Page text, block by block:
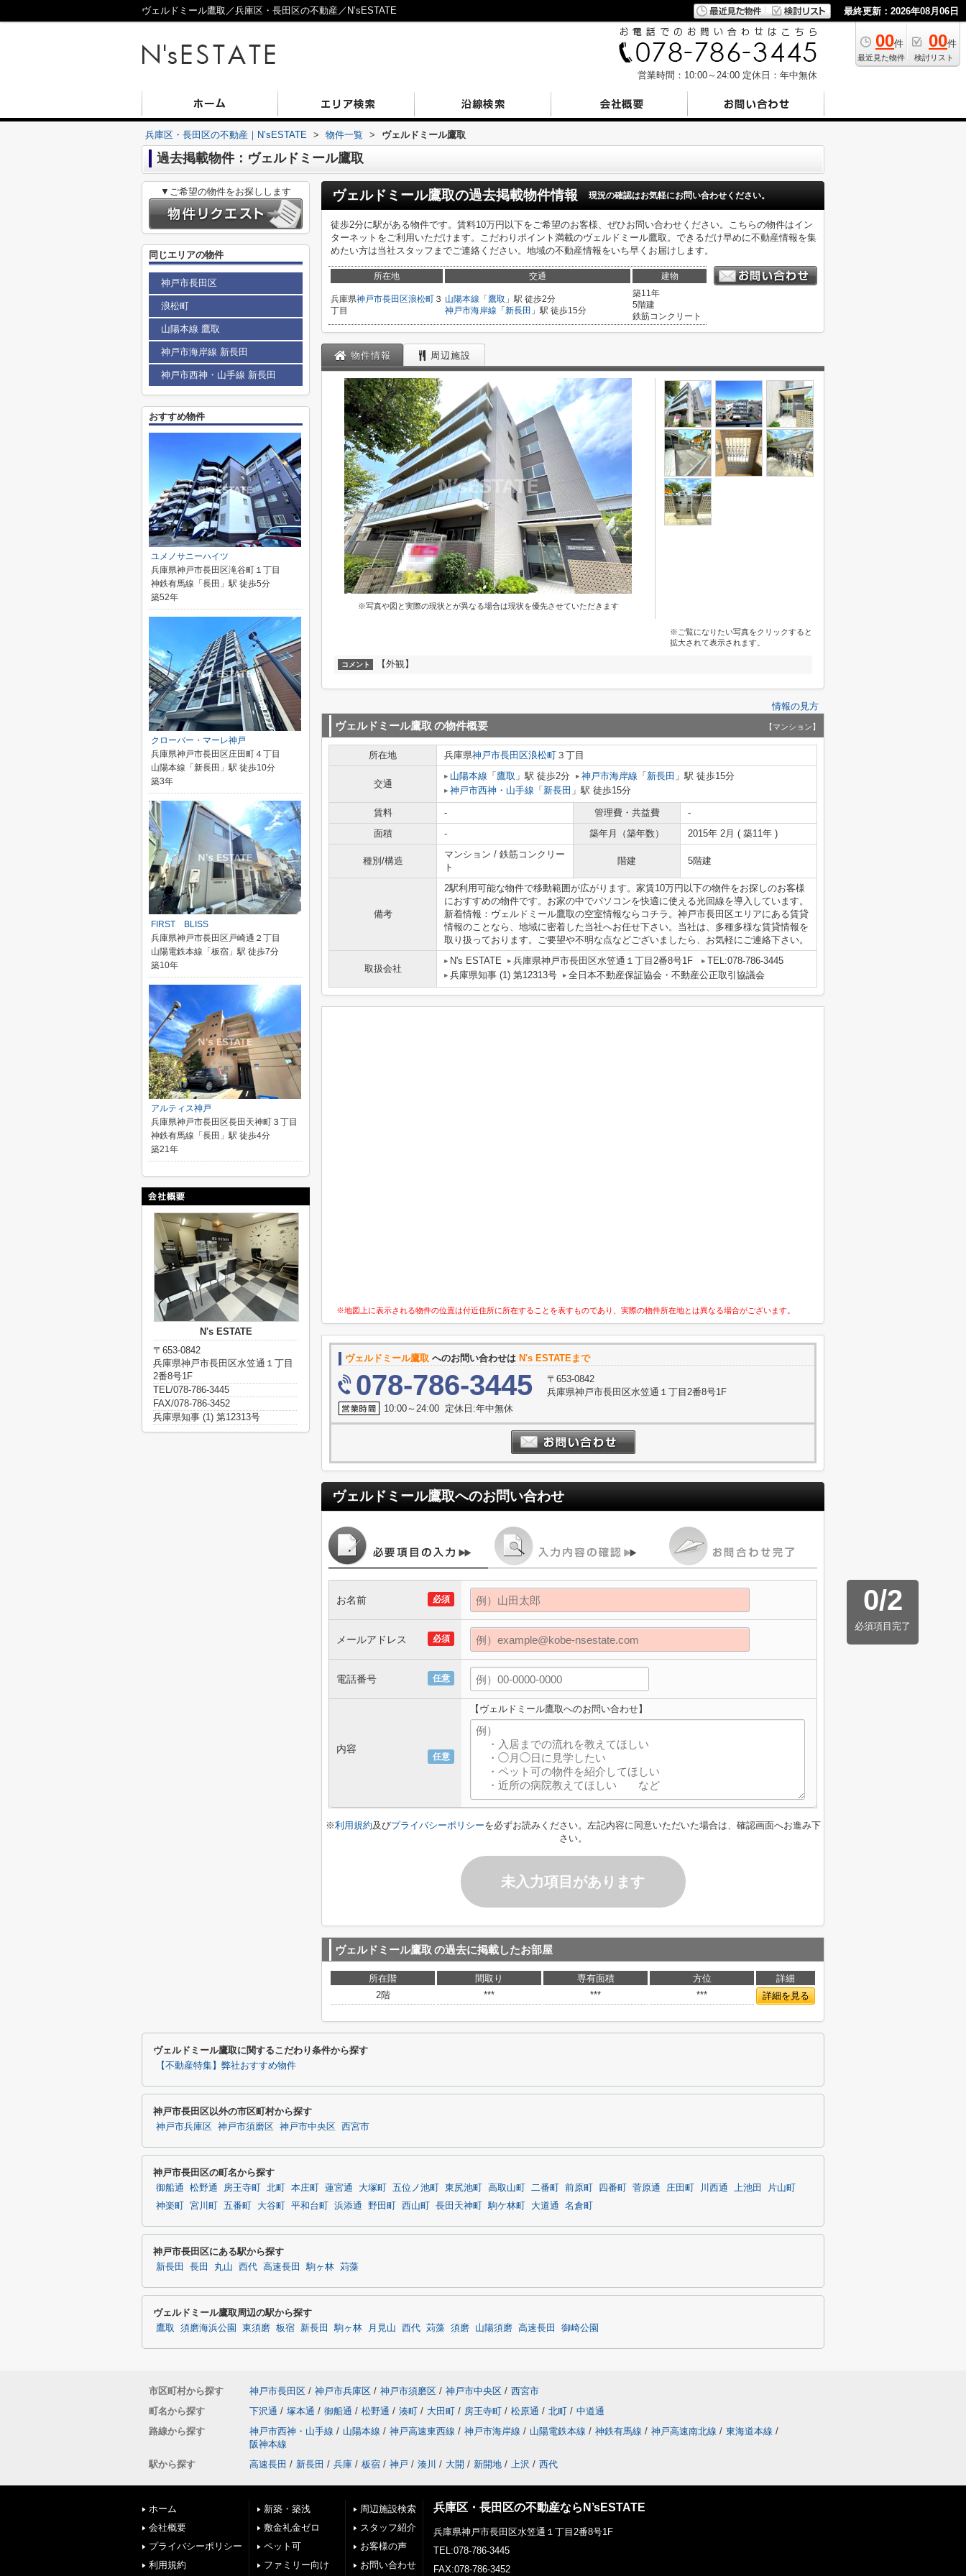
ヴェルドミール鷹取／兵庫区・長田区の不動産／N’sESTATE 最終更新：2026年08月06日
00件
最近見た物件
00件
検討リスト
営業時間：10:00～24:00 定休日：年中無休
兵庫区・長田区の不動産｜N’sESTATE > 物件一覧 > ヴェルドミール鷹取
過去掲載物件：ヴェルドミール鷹取
ヴェルドミール鷹取の過去掲載物件情報 現況の確認はお気軽にお問い合わせください。
徒歩2分に駅がある物件です。賃料10万円以下をご希望のお客様、ぜひお問い合わせください。こちらの物件はイン
ターネットをご利用いただけます。こだわりポイント満載のヴェルドミール鷹取。できるだけ早めに不動産情報を集
めたい方は当社スタッフまでご連絡ください。地域の不動産情報をいち早くお届けします。
所在地 交通 建物
兵庫県神戸市長田区浪松町 ３
丁目
山陽本線 「 鷹取 」駅 徒歩2分
神戸市海岸線 「 新長田 」駅 徒歩15分
築11年
5階建
鉄筋コンクリート
物件情報 周辺施設
※写真や図と実際の現状とが異なる場合は現状を優先させていただきます
※ご覧になりたい写真をクリックすると
拡大されて表示されます。
コメント 【外観】
情報の見方
ヴェルドミール鷹取 の物件概要 【マンション】
所在地 兵庫県神戸市長田区浪松町 ３丁目
交通
山陽本線 「 鷹取 」駅 徒歩2分 神戸市海岸線 「 新長田 」駅 徒歩15分
神戸市西神・山手線 「 新長田 」駅 徒歩15分
賃料 - 管理費・共益費
-
面積
- 築年月（築年数） 2015年 2月 ( 築11年 )
種別/構造
マンション / 鉄筋コンクリー
ト
階建 5階建
備考
2駅利用可能な物件で移動範囲が広がります。家賃10万円以下の物件をお探しのお客様
におすすめの物件です。お家の中でパソコンを快適に使える光回線を導入しています。
新着情報：ヴェルドミール鷹取の空室情報ならコチラ。神戸市長田区エリアにある賃貸
情報のことなら、地域に密着した当社へお任せ下さい。当社は、多種多様な賃貸情報を
取り扱っております。ご要望や不明な点などございましたら、お気軽にご連絡下さい。
取扱会社
N's ESTATE 兵庫県神戸市長田区水笠通１丁目2番8号1F
TEL:078-786-3445
兵庫県知事 (1) 第12313号
全日本不動産保証協会・不動産公正取引協議会
※地図上に表示される物件の位置は付近住所に所在することを表すものであり、実際の物件所在地とは異なる場合がございます。
ヴェルドミール鷹取 へのお問い合わせは N's ESTATEまで
078-786-3445
〒653-0842
兵庫県神戸市長田区水笠通１丁目2番8号1F
10:00～24:00 定休日:年中無休
ヴェルドミール鷹取へのお問い合わせ
0/2
必須項目完了
必須
お名前
必須
メールアドレス
任意
電話番号
任意
内容
【ヴェルドミール鷹取へのお問い合わせ】
※利用規約及びプライバシーポリシーを必ずお読みください。左記内容に同意いただいた場合は、確認画面へお進み下
さい。
未入力項目があります
ヴェルドミール鷹取 の過去に掲載したお部屋
所在階 間取り 専有面積 方位
詳細
2階
*** *** *** 詳細を見る
▼ご希望の物件をお探しします
同じエリアの物件
神戸市長田区
浪松町
山陽本線 鷹取
神戸市海岸線 新長田
神戸市西神・山手線 新長田
おすすめ物件
ユメノサニーハイツ
兵庫県神戸市長田区滝谷町１丁目
神鉄有馬線「長田」駅 徒歩5分
築52年
クローバー・マーレ神戸
兵庫県神戸市長田区庄田町４丁目
山陽本線「新長田」駅 徒歩10分
築3年
FIRST BLISS
兵庫県神戸市長田区戸崎通２丁目
山陽電鉄本線「板宿」駅 徒歩7分
築10年
アルティス神戸
兵庫県神戸市長田区長田天神町３丁目
神鉄有馬線「長田」駅 徒歩4分
築21年
N's ESTATE
〒653-0842
兵庫県神戸市長田区水笠通１丁目
2番8号1F
TEL/078-786-3445
FAX/078-786-3452
兵庫県知事 (1) 第12313号
ヴェルドミール鷹取に関するこだわり条件から探す
【不動産特集】弊社おすすめ物件
神戸市長田区以外の市区町村から探す
神戸市兵庫区 神戸市須磨区 神戸市中央区 西宮市
神戸市長田区の町名から探す
御船通 松野通 房王寺町 北町 本庄町 蓮宮通 大塚町 五位ノ池町 東尻池町 高取山町 二番町 前原町 四番町 菅原通 庄田町 川西通 上池田
片山町
神楽町
宮川町 五番町 大谷町 平和台町 浜添通 野田町 西山町 長田天神町 駒ケ林町 大道通 名倉町
神戸市長田区にある駅から探す
新長田 長田 丸山 西代 高速長田 駒ヶ林 苅藻
ヴェルドミール鷹取周辺の駅から探す
鷹取 須磨海浜公園 東須磨 板宿 新長田 駒ヶ林 月見山 西代 苅藻 須磨 山陽須磨 高速長田 御崎公園
市区町村から探す 神戸市長田区 / 神戸市兵庫区 / 神戸市須磨区 / 神戸市中央区 / 西宮市
町名から探す
下沢通 / 塚本通 / 御船通 / 松野通 / 湊町 / 大田町 / 房王寺町 / 松原通 / 北町 / 中道通
路線から探す
神戸市西神・山手線 / 山陽本線 / 神戸高速東西線 / 神戸市海岸線 / 山陽電鉄本線 / 神鉄有馬線 / 神戸高速南北線 / 東海道本線 /
阪神本線
駅から探す
高速長田 / 新長田 / 兵庫 / 板宿 / 神戸 / 湊川 / 大開 / 新開地 / 上沢 / 西代
ホーム
会社概要
プライバシーポリシー
利用規約
新築・築浅
敷金礼金ゼロ
ペット可
ファミリー向け
周辺施設検索
スタッフ紹介
お客様の声
お問い合わせ
兵庫区・長田区の不動産ならN’sESTATE
兵庫県神戸市長田区水笠通１丁目2番8号1F
TEL:078-786-3445
FAX:078-786-3452